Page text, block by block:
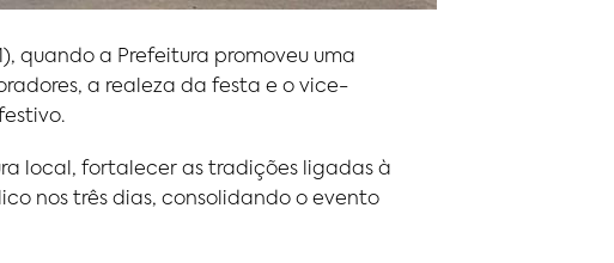
quando a Prefeitura promoveu uma
a realeza da festa e o vice-
local, fortalecer as tradições ligadas à
nos três dias, consolidando o evento